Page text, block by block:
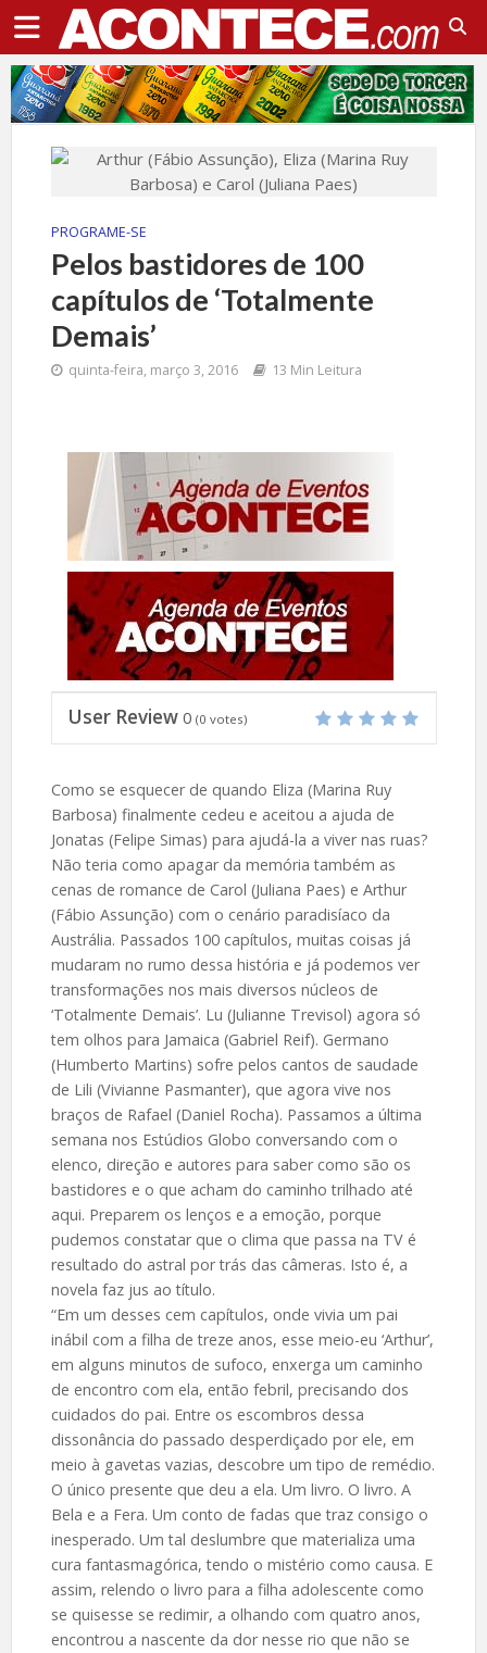
PROGRAME-SE
Pelos bastidores de 100
capítulos de ‘Totalmente
Demais’
quinta-feira, março 3, 2016 13 Min Leitura
User Review 0 (0 votes)
Como se esquecer de quando Eliza (Marina Ruy
Barbosa) finalmente cedeu e aceitou a ajuda de
Jonatas (Felipe Simas) para ajudá-la a viver nas ruas?
Não teria como apagar da memória também as
cenas de romance de Carol (Juliana Paes) e Arthur
(Fábio Assunção) com o cenário paradisíaco da
Austrália. Passados 100 capítulos, muitas coisas já
mudaram no rumo dessa história e já podemos ver
transformações nos mais diversos núcleos de
‘Totalmente Demais’. Lu (Julianne Trevisol) agora só
tem olhos para Jamaica (Gabriel Reif). Germano
(Humberto Martins) sofre pelos cantos de saudade
de Lili (Vivianne Pasmanter), que agora vive nos
braços de Rafael (Daniel Rocha). Passamos a última
semana nos Estúdios Globo conversando com o
elenco, direção e autores para saber como são os
bastidores e o que acham do caminho trilhado até
aqui. Preparem os lenços e a emoção, porque
pudemos constatar que o clima que passa na TV é
resultado do astral por trás das câmeras. Isto é, a
novela faz jus ao título.
“Em um desses cem capítulos, onde vivia um pai
inábil com a filha de treze anos, esse meio-eu ‘Arthur’,
em alguns minutos de sufoco, enxerga um caminho
de encontro com ela, então febril, precisando dos
cuidados do pai. Entre os escombros dessa
dissonância do passado desperdiçado por ele, em
meio à gavetas vazias, descobre um tipo de remédio.
O único presente que deu a ela. Um livro. O livro. A
Bela e a Fera. Um conto de fadas que traz consigo o
inesperado. Um tal deslumbre que materializa uma
cura fantasmagórica, tendo o mistério como causa. E
assim, relendo o livro para a filha adolescente como
se quisesse se redimir, a olhando com quatro anos,
encontrou a nascente da dor nesse rio que não se